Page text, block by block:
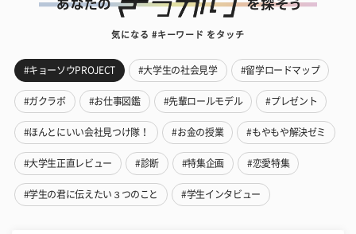
気になる #キーワード をタッチ
#キョーソウPROJECT #大学生の社会見学 #留学ロードマップ
#ガクラボ #お仕事図鑑 #先輩ロールモデル #プレゼント
#ほんとにいい会社見つけ隊！ #お金の授業 #もやもや解決ゼミ
#大学生正直レビュー #診断 #特集企画 #恋愛特集
#学生の君に伝えたい３つのこと #学生インタビュー